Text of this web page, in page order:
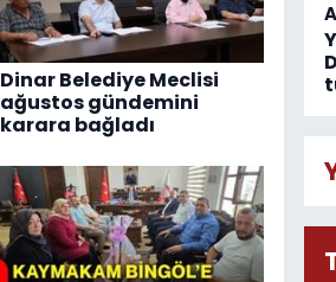
Dinar Belediye Meclisi
ağustos gündemini
karara bağladı